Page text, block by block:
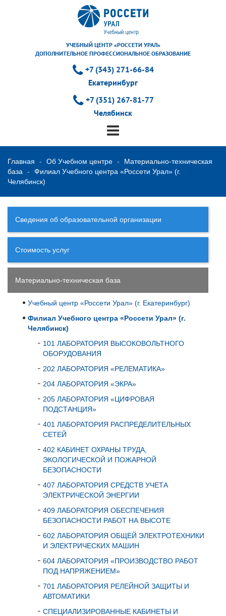
УЧЕБНЫЙ ЦЕНТР «РОССЕТИ УРАЛ»
ДОПОЛНИТЕЛЬНОЕ ПРОФЕССИОНАЛЬНОЕ ОБРАЗОВАНИЕ
+7 (343) 271-66-84
Екатеринбург
+7 (351) 267-81-77
Челябинск
Главная Об Учебном центре
Материально-техническая
база
Филиал Учебного центра «Россети Урал» (г.
Челябинск)
Сведения об образовательной организации
Стоимость услуг
Материально-техническая база
Учебный центр «Россети Урал» (г. Екатеринбург)
Филиал Учебного центра «Россети Урал» (г.
Челябинск)
101 ЛАБОРАТОРИЯ ВЫСОКОВОЛЬТНОГО
ОБОРУДОВАНИЯ
202 ЛАБОРАТОРИЯ «РЕЛЕМАТИКА»
204 ЛАБОРАТОРИЯ «ЭКРА»
205 ЛАБОРАТОРИЯ «ЦИФРОВАЯ
ПОДСТАНЦИЯ»
401 ЛАБОРАТОРИЯ РАСПРЕДЕЛИТЕЛЬНЫХ
СЕТЕЙ
402 КАБИНЕТ ОХРАНЫ ТРУДА,
ЭКОЛОГИЧЕСКОЙ И ПОЖАРНОЙ
БЕЗОПАСНОСТИ
407 ЛАБОРАТОРИЯ СРЕДСТВ УЧЕТА
ЭЛЕКТРИЧЕСКОЙ ЭНЕРГИИ
409 ЛАБОРАТОРИЯ ОБЕСПЕЧЕНИЯ
БЕЗОПАСНОСТИ РАБОТ НА ВЫСОТЕ
602 ЛАБОРАТОРИЯ ОБЩЕЙ ЭЛЕКТРОТЕХНИКИ
И ЭЛЕКТРИЧЕСКИХ МАШИН
604 ЛАБОРАТОРИЯ «ПРОИЗВОДСТВО РАБОТ
ПОД НАПРЯЖЕНИЕМ»
701 ЛАБОРАТОРИЯ РЕЛЕЙНОЙ ЗАЩИТЫ И
АВТОМАТИКИ
СПЕЦИАЛИЗИРОВАННЫЕ КАБИНЕТЫ И